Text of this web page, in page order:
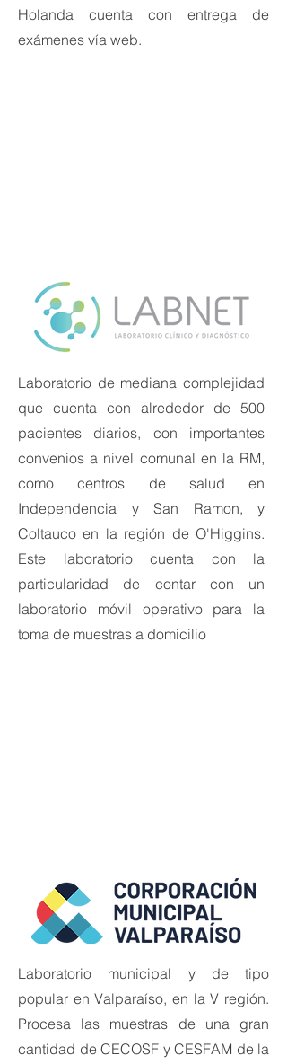
Holanda cuenta con entrega de
exámenes vía web.
Laboratorio de mediana complejidad
que cuenta con alrededor de 500
pacientes diarios, con importantes
convenios a nivel comunal en la RM,
como centros de salud en
Independencia y San Ramon, y
Coltauco en la región de O'Higgins.
Este laboratorio cuenta con la
particularidad de contar con un
laboratorio móvil operativo para la
toma de muestras a domicilio
Laboratorio municipal y de tipo
popular en Valparaíso, en la V región.
Procesa las muestras de una gran
cantidad de CECOSF y CESFAM de la